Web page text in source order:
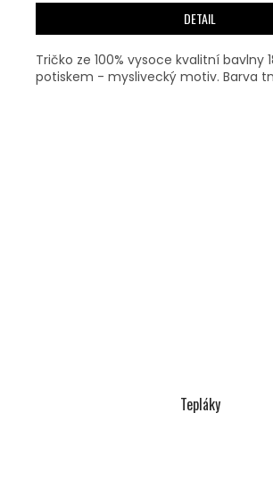
DETAIL
Tričko ze 100% vysoce kvalitní bavlny
potiskem - myslivecký motiv. Barva
Tepláky